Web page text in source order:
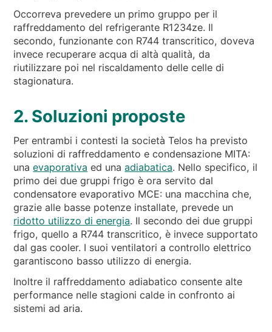
Occorreva prevedere un primo gruppo per il
raffreddamento del refrigerante R1234ze. Il
secondo, funzionante con R744 transcritico, doveva
invece recuperare acqua di altà qualità, da
riutilizzare poi nel riscaldamento delle celle di
stagionatura.
2. Soluzioni proposte
Per entrambi i contesti la società Telos ha previsto
soluzioni di raffreddamento e condensazione MITA:
unaevaporativa ed unaadiabatica. Nello specifico, il
primo dei due gruppi frigo è ora servito dal
condensatore evaporativo MCE: una macchina che,
grazie alle basse potenze installate, prevede un
ridotto utilizzo di energia. Il secondo dei due gruppi
frigo, quello a R744 transcritico, è invece supportato
dal gas cooler. I suoi ventilatori a controllo elettrico
garantiscono basso utilizzo di energia.
Inoltre il raffreddamento adiabatico consente alte
performance nelle stagioni calde in confronto ai
sistemi ad aria.